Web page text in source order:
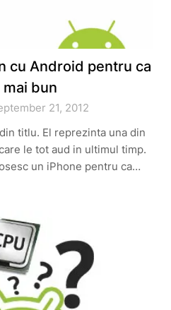
cu Android pentru ca
mai bun
21, 2012
titlu. El reprezinta una din
le tot aud in ultimul timp.
un iPhone pentru ca…